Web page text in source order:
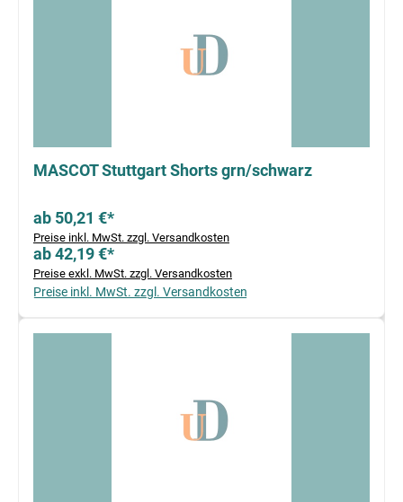
MASCOT Stuttgart Shorts grn/schwarz
ab 50,21 €*
Preise inkl. MwSt. zzgl. Versandkosten
ab 42,19 €*
Preise exkl. MwSt. zzgl. Versandkosten
Preise inkl. MwSt. zzgl. Versandkosten